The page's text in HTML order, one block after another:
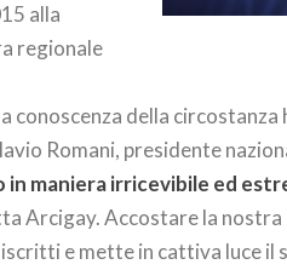
alla
regionale
conoscenza della
Romani, presidente
in maniera irricevibile ed
Arcigay. Accostare la
e mette in cattiva luce il